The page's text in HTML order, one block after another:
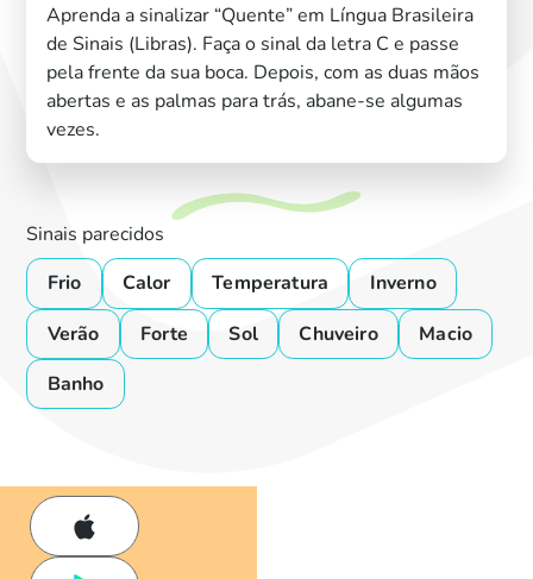
Aprenda a sinalizar “Quente” em Língua Brasileira
de Sinais (Libras). Faça o sinal da letra C e passe
pela frente da sua boca. Depois, com as duas mãos
abertas e as palmas para trás, abane-se algumas
vezes.
Sinais parecidos
Frio
Calor Temperatura
Inverno
Verão
Forte Sol Chuveiro
Macio
Banho